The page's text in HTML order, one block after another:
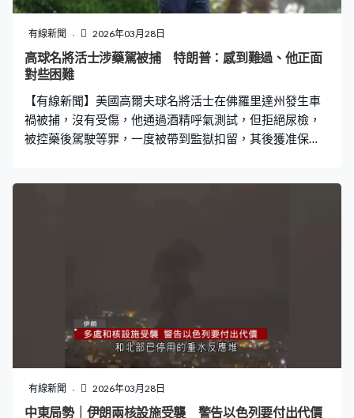
資金，法案交參議院再審議。由於不少參議員已經離開華
盛頓，加上國會即將迎來兩周的休假，預料參眾兩院短期
難以達成共識。 國會撥款陷於僵局，總統特朗普簽署備忘
錄，指示國土安全部長馬林與管理和預算辦公室協調使用
有線新聞 2026年03月28日
高球名將活士涉藥駕被捕 特朗普：感到難過、他正面
對些困難
【有線新聞】美國高爾夫球名將活士在佛羅里達州發生車
禍被捕，沒有受傷，他通過酒精呼氣測試，但拒絕尿檢，
被控藥後駕駛等罪，一度被帶到監獄扣留，其後獲准保
件與酒精有關，監獄裡的情況也證實了這一點，活士通過
酒精呼氣測試結果顯示為零，但當我們要求他進行尿液檢
查時，他拒絕了。」 根據佛羅里達州法規，拒絕接受尿檢
屬違法，活士目前被控酒後或藥後駕駛、財產損失和拒絕
接受合法測試，警方有可能永遠無法知道活士曾經服用甚
麼藥物。 今次是繼2017年後再度因酒後或藥後駕駛罪被
有線新聞 2026年03月28日
中東局勢｜伊朗兩核設施受襲 警告以色列要付出代價